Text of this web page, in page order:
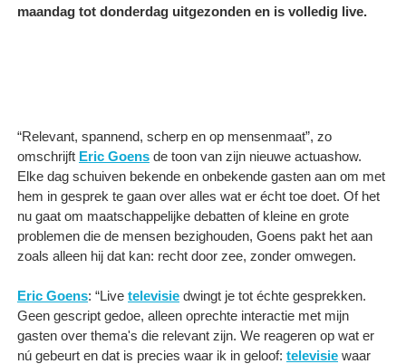
maandag tot donderdag uitgezonden en is volledig live.
“Relevant, spannend, scherp en op mensenmaat”, zo
omschrijft Eric Goens de toon van zijn nieuwe actuashow.
Elke dag schuiven bekende en onbekende gasten aan om met
hem in gesprek te gaan over alles wat er écht toe doet. Of het
nu gaat om maatschappelijke debatten of kleine en grote
problemen die de mensen bezighouden, Goens pakt het aan
zoals alleen hij dat kan: recht door zee, zonder omwegen.
Eric Goens: “Live televisie dwingt je tot échte gesprekken.
Geen gescript gedoe, alleen oprechte interactie met mijn
gasten over thema's die relevant zijn. We reageren op wat er
nú gebeurt en dat is precies waar ik in geloof: televisie waar